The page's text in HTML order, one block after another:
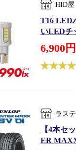
HID屋
T16 LED
いLEDチ
6,900円
ラス
【4本セ
ER